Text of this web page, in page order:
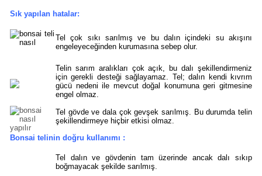
Sık yapılan hatalar:
Tel çok sıkı sarılmış ve bu dalın içindeki su akışını
engeleyeceğinden kurumasına sebep olur.
Telin sarım aralıkları çok açık, bu dalı şekillendirmeniz
için gerekli desteği sağlayamaz. Tel; dalın kendi kıvrım
gücü nedeni ile mevcut doğal konumuna geri gitmesine
engel olmaz.
Tel gövde ve dala çok gevşek sarılmış. Bu durumda telin
şekillendirmeye hiçbir etkisi olmaz.
Bonsai telinin doğru kullanımı :
Tel dalın ve gövdenin tam üzerinde ancak dalı sıkıp
boğmayacak şekilde sarılmış.